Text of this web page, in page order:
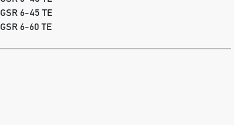
GSR 6-45 TE
GSR 6-60 TE